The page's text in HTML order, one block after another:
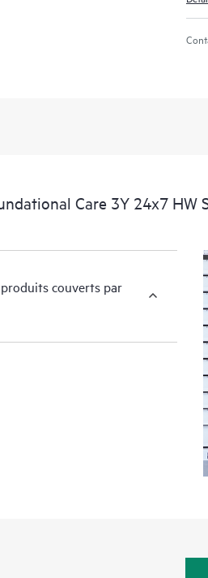
Care 3Y 24x7 HW
couverts par